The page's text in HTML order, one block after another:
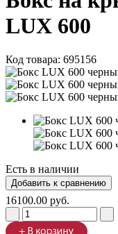
LUX 600
Код товара: 695156
Есть в наличии
16100.00 руб.